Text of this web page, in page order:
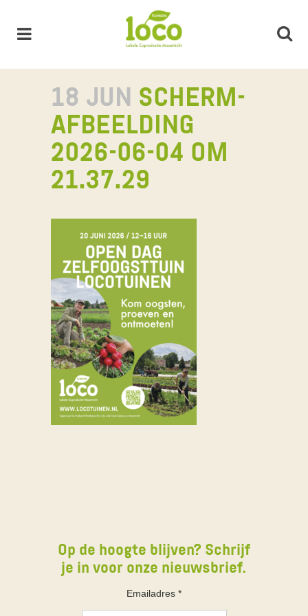
18 JUN SCHERM­
AFBEELDING
2026-06-04 OM
21.37.29
Op de hoogte blijven? Schrijf
je in voor onze nieuwsbrief.
Emailadres *